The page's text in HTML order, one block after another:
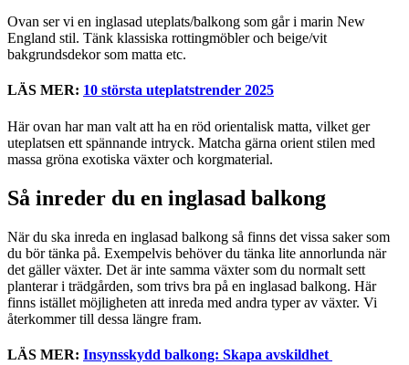
Ovan ser vi en inglasad uteplats/balkong som går i marin New
England stil. Tänk klassiska rottingmöbler och beige/vit
bakgrundsdekor som matta etc.
LÄS MER: 10 största uteplatstrender 2025
Här ovan har man valt att ha en röd orientalisk matta, vilket ger
uteplatsen ett spännande intryck. Matcha gärna orient stilen med
massa gröna exotiska växter och korgmaterial.
Så inreder du en inglasad balkong
När du ska inreda en inglasad balkong så finns det vissa saker som
du bör tänka på. Exempelvis behöver du tänka lite annorlunda när
det gäller växter. Det är inte samma växter som du normalt sett
planterar i trädgården, som trivs bra på en inglasad balkong. Här
finns istället möjligheten att inreda med andra typer av växter. Vi
återkommer till dessa längre fram.
LÄS MER: Insynsskydd balkong: Skapa avskildhet